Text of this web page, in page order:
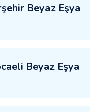
Beyaz Eşya
Beyaz Eşya